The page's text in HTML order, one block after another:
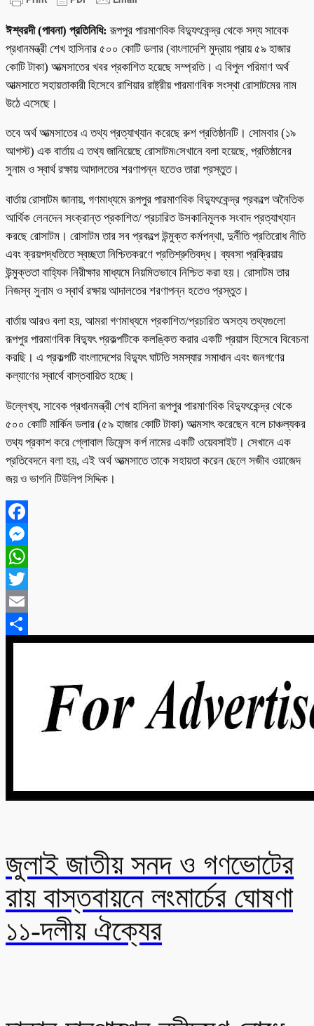
ঈশ্বরদী (পাবনা) প্রতিনিধি:রূপপুর পারমাণবিক বিদ্যুৎকেন্দ্র থেকে সদ্য সাবেক
প্রধানমন্ত্রী শেখ হাসিনার ৫০০ কোটি ডলার (বাংলাদেশি মুদ্রায় প্রায় ৫৯ হাজার
কোটি টাকা) আত্মসাতের খবর প্রকাশিত হয়েছে সম্প্রতি। এ বিপুল পরিমাণ অর্থ
আত্মসাতে সহায়তাকারী হিসেবে রাশিয়ার রাষ্ট্রীয় পারমাণবিক সংস্থা রোসাটমের নাম
উঠে এসেছে।
তবে অর্থ আত্মসাতের এ তথ্য প্রত্যাখ্যান করেছে রুশ প্রতিষ্ঠানটি। সোমবার (১৯
আগস্ট) এক বার্তায় এ তথ্য জানিয়েছে রোসাটম৷সেখানে বলা হয়েছে, প্রতিষ্ঠানের
সুনাম ও স্বার্থ রক্ষায় আদালতের শরণাপন্ন হতেও তারা প্রস্তুত।
বার্তায় রোসাটম জানায়, গণমাধ্যমে রূপপুর পারমাণবিক বিদ্যুৎকেন্দ্র প্রকল্পে অনৈতিক
আর্থিক লেনদেন সংক্রান্ত প্রকাশিত/ প্রচারিত উসকানিমূলক সংবাদ প্রত্যাখ্যান
করছে রোসাটম। রোসাটম তার সব প্রকল্পে উন্মুক্ত কর্মপন্থা, দুর্নীতি প্রতিরোধ নীতি
এবং ক্রয়পদ্ধতিতে স্বচ্ছতা নিশ্চিতকরণে প্রতিশ্রুতিবদ্ধ। ব্যবসা প্রক্রিয়ায়
উন্মুক্ততা বাহ্যিক নিরীক্ষার মাধ্যমে নিয়মিতভাবে নিশ্চিত করা হয়। রোসাটম তার
নিজস্ব সুনাম ও স্বার্থ রক্ষায় আদালতের শরণাপন্ন হতেও প্রস্তুত।
বার্তায় আরও বলা হয়, আমরা গণমাধ্যমে প্রকাশিত/প্রচারিত অসত্য তথ্যগুলো
রূপপুর পারমাণবিক বিদ্যুৎ প্রকল্পটিকে কলঙ্কিত করার একটি প্রয়াস হিসেবে বিবেচনা
করছি। এ প্রকল্পটি বাংলাদেশের বিদ্যুৎ ঘাটতি সমস্যার সমাধান এবং জনগণের
কল্যাণের স্বার্থে বাস্তবায়িত হচ্ছে।
উল্লেখ্য, সাবেক প্রধানমন্ত্রী শেখ হাসিনা রূপপুর পারমাণবিক বিদ্যুৎকেন্দ্র থেকে
৫০০ কোটি মার্কিন ডলার (৫৯ হাজার কোটি টাকা) আত্মসাৎ করেছেন বলে চাঞ্চল্যকর
তথ্য প্রকাশ করে গ্লোবাল ডিফেন্স কর্প নামের একটি ওয়েবসাইট। সেখানে এক
প্রতিবেদনে বলা হয়, এই অর্থ আত্মসাতে তাকে সহায়তা করেন ছেলে সজীব ওয়াজেদ
জয় ও ভাগনি টিউলিপ সিদ্দিক।
Facebook
Messenger
WhatsApp
Twitter
Email
Share
জুলাই জাতীয় সনদ ও গণভোটের
রায় বাস্তবায়নে লংমার্চের ঘোষণা
১১-দলীয় ঐক্যের